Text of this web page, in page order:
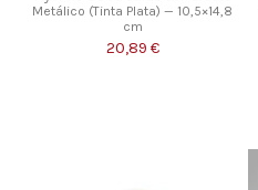
Metálico (Tinta Plata) — 10,5×14,8
cm
20,89 €